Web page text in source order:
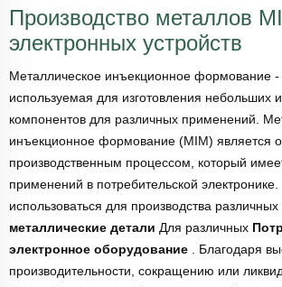
Производство металлов
электронных устройств
Металлическое инъекционное формование -
используемая для изготовления небольших
компонентов для различных применений.
инъекционное формование (MIM) является
производственным процессом, который
применений в потребительской
использоваться для производства различных
металлические детали Для различных
электронное оборудование
. Благодаря
производительности, сокращению или